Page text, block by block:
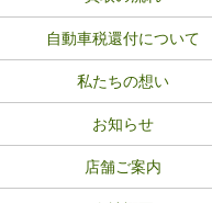
自動車税還付について
私たちの想い
お知らせ
店舗ご案内